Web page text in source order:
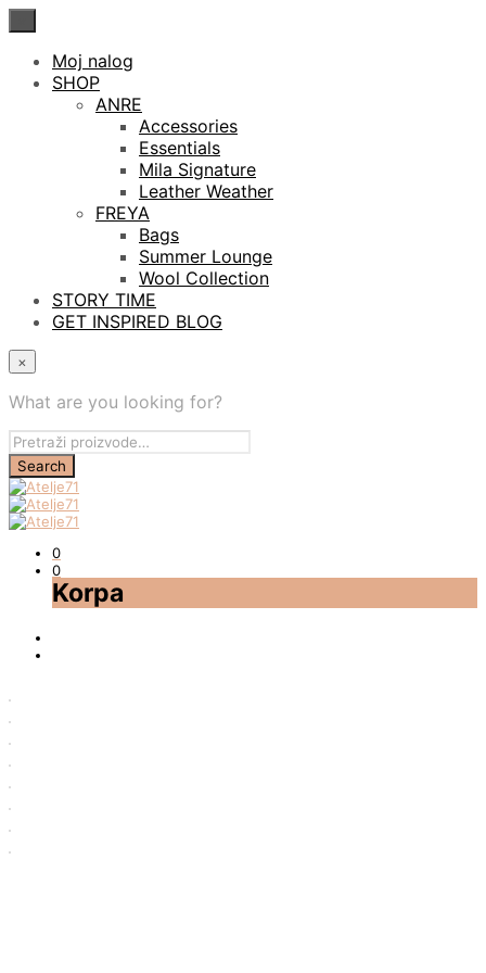
Moj nalog
SHOP
ANRE
Accessories
Essentials
Mila Signature
Leather Weather
FREYA
Bags
Summer Lounge
Wool Collection
STORY TIME
GET INSPIRED BLOG
×
What are you looking for?
0
0
Korpa